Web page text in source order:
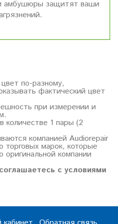
амбушюры защитят ваши
по-разному,
фактический цвет
при измерении и
1 пары (2
компанией Audiorepair
торговых марок, которые
оригинальной компании
с условиями